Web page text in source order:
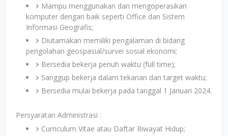
Mampu menggunakan dan mengoperasikan
komputer dengan baik seperti Office dan Sistem
Informasi Geografis;
Diutamakan memiliki pengalaman di bidang
pengolahan geospasial/survei sosial ekonomi;
Bersedia bekerja penuh waktu (full time);
Sanggup bekerja dalam tekanan dan target waktu;
Bersedia mulai bekerja pada tanggal 1 Januari 2024.
Persyaratan Administrasi :
Curriculum Vitae atau Daftar Riwayat Hidup;